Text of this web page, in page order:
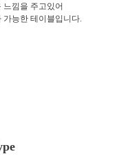
낌을 주고있어
가능한 테이블입니다.